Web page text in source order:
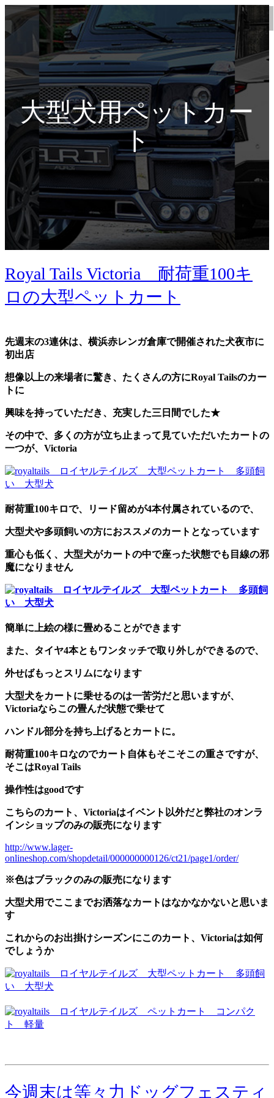
大型犬用ペットカー
ト
Royal Tails Victoria 耐荷重100キ
ロの大型ペットカート
先週末の3連休は、横浜赤レンガ倉庫で開催された犬夜市に
初出店
想像以上の来場者に驚き、たくさんの方にRoyal Tailsのカー
トに
興味を持っていただき、充実した三日間でした★
その中で、多くの方が立ち止まって見ていただいたカートの
一つが、Victoria
耐荷重100キロで、リード留めが4本付属されているので、
大型犬や多頭飼いの方におススメのカートとなっています
重心も低く、大型犬がカートの中で座った状態でも目線の邪
魔になりません
簡単に上絵の様に畳めることができます
また、タイヤ4本ともワンタッチで取り外しができるので、
外せばもっとスリムになります
大型犬をカートに乗せるのは一苦労だと思いますが、
Victoriaならこの畳んだ状態で乗せて
ハンドル部分を持ち上げるとカートに。
耐荷重100キロなのでカート自体もそこそこの重さですが、
そこはRoyal Tails
操作性はgoodです
こちらのカート、Victoriaはイベント以外だと弊社のオンラ
インショップのみの販売になります
http://www.lager-
onlineshop.com/shopdetail/000000000126/ct21/page1/order/
※色はブラックのみの販売になります
大型犬用でここまでお洒落なカートはなかなかないと思いま
す
これからのお出掛けシーズンにこのカート、Victoriaは如何
でしょうか
今週末は等々力ドッグフェスティ